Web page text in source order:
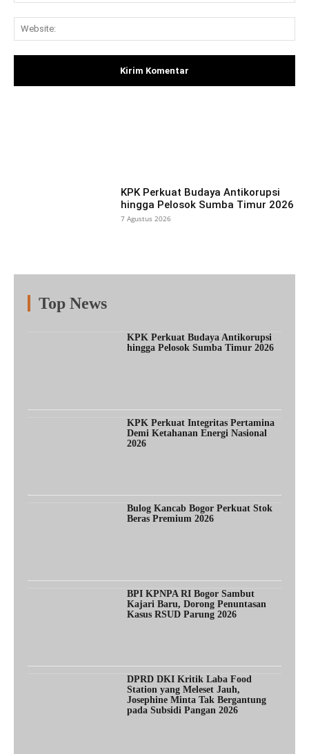
KPK Perkuat Budaya Antikorupsi
hingga Pelosok Sumba Timur 2026
7 Agustus 2026
Top News
KPK Perkuat Budaya Antikorupsi
hingga Pelosok Sumba Timur 2026
KPK Perkuat Integritas Pertamina
Demi Ketahanan Energi Nasional
2026
Bulog Kancab Bogor Perkuat Stok
Beras Premium 2026
BPI KPNPA RI Bogor Sambut
Kajari Baru, Dorong Penuntasan
Kasus RSUD Parung 2026
DPRD DKI Kritik Laba Food
Station yang Meleset Jauh,
Josephine Minta Tak Bergantung
pada Subsidi Pangan 2026